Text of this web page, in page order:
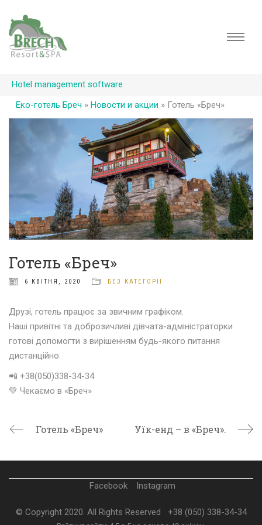
Hotel management software
Еко-готель Бреч » Новости и акции » Готель «Бреч»
Готель «Бреч»
6 КВІТНЯ, 2020 БЕЗ КАТЕГОРІЇ
Друзі, готель працює за звичним графіком.
Наші привітні та доброзичливі дівчата-адміністраторки
готові допомогти з вирішенням будь-якого питання
дистанційно.
📲 +38(050)338-34-34
💚 Чекаємо в «Бреч»
Готель «Бреч» Уїк-енд – в «Бреч».
Facebook Instagram
© Copyright 2020. All Rights Reserved +38 (050) 338-34-34